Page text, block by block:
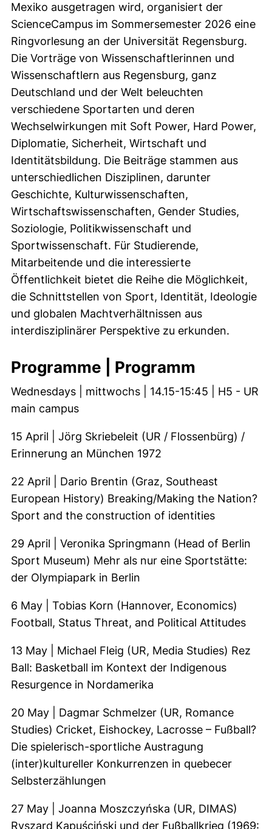
Mexiko ausgetragen wird, organisiert der
ScienceCampus im Sommersemester 2026 eine
Ringvorlesung an der Universität Regensburg.
Die Vorträge von Wissenschaftlerinnen und
Wissenschaftlern aus Regensburg, ganz
Deutschland und der Welt beleuchten
verschiedene Sportarten und deren
Wechselwirkungen mit Soft Power, Hard Power,
Diplomatie, Sicherheit, Wirtschaft und
Identitätsbildung. Die Beiträge stammen aus
unterschiedlichen Disziplinen, darunter
Geschichte, Kulturwissenschaften,
Wirtschaftswissenschaften, Gender Studies,
Soziologie, Politikwissenschaft und
Sportwissenschaft. Für Studierende,
Mitarbeitende und die interessierte
Öffentlichkeit bietet die Reihe die Möglichkeit,
die Schnittstellen von Sport, Identität, Ideologie
und globalen Machtverhältnissen aus
interdisziplinärer Perspektive zu erkunden.
Programme | Programm
Wednesdays | mittwochs | 14.15-15:45 | H5 - UR
main campus
15 April | Jörg Skriebeleit (UR / Flossenbürg) /
Erinnerung an München 1972
22 April | Dario Brentin (Graz, Southeast
European History) Breaking/Making the Nation?
Sport and the construction of identities
29 April | Veronika Springmann (Head of Berlin
Sport Museum) Mehr als nur eine Sportstätte:
der Olympiapark in Berlin
6 May | Tobias Korn (Hannover, Economics)
Football, Status Threat, and Political Attitudes
13 May | Michael Fleig (UR, Media Studies) Rez
Ball: Basketball im Kontext der Indigenous
Resurgence in Nordamerika
20 May | Dagmar Schmelzer (UR, Romance
Studies) Cricket, Eishockey, Lacrosse – Fußball?
Die spielerisch-sportliche Austragung
(inter)kultureller Konkurrenzen in quebecer
Selbsterzählungen
27 May | Joanna Moszczyńska (UR, DIMAS)
Ryszard Kapuściński und der Fußballkrieg (1969: